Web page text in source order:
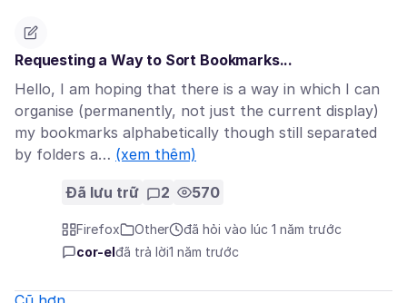
Requesting a Way to Sort Bookmarks...
Hello, I am hoping that there is a way in which I can
organise (permanently, not just the current display)
my bookmarks alphabetically though still separated
by folders a… (xem thêm)
Đã lưu trữ 2 570
Firefox Other
đã hỏi vào lúc 1 năm trước
cor-el đã trả lời1 năm trước